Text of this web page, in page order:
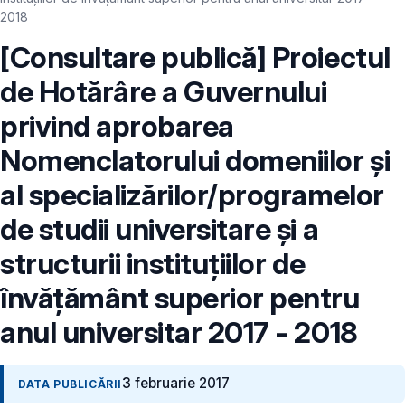
2018
[Consultare publică] Proiectul
de Hotărâre a Guvernului
privind aprobarea
Nomenclatorului domeniilor şi
al specializărilor/programelor
de studii universitare şi a
structurii instituţiilor de
învăţământ superior pentru
anul universitar 2017 - 2018
DATA PUBLICĂRII 3 februarie 2017